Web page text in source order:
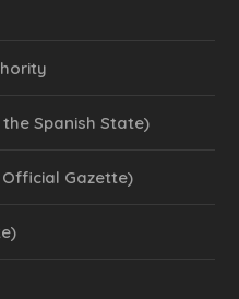
Spanish State)
Gazette)